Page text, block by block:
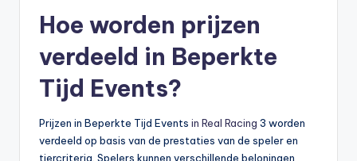
Hoe worden prijzen
verdeeld in Beperkte
Tijd Events?
Prijzen in Beperkte Tijd Events in Real Racing 3 worden
verdeeld op basis van de prestaties van de speler en
tiercriteria. Spelers kunnen verschillende beloningen